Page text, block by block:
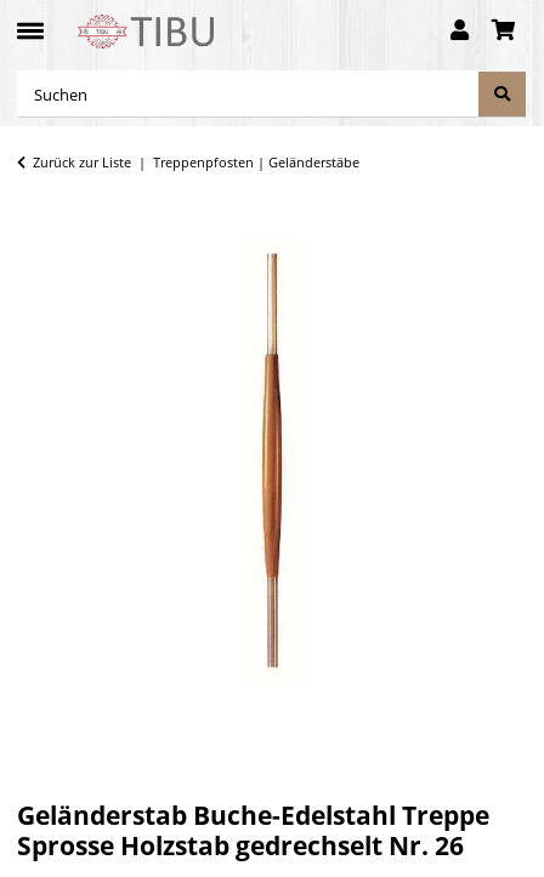
Zurück zur Liste Treppenpfosten | Geländerstäbe
Geländerstab Buche-Edelstahl Treppe
Sprosse Holzstab gedrechselt Nr. 26